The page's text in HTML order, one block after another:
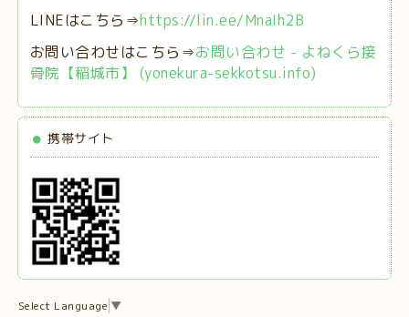
LINEはこちら⇒https://lin.ee/MnaIh2B
お問い合わせはこちら⇒お問い合わせ - よねくら接
骨院【稲城市】 (yonekura-sekkotsu.info)
携帯サイト
Select Language ▼